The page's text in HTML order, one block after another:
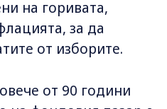
на горивата,
за да
от изборите.
от 90 години